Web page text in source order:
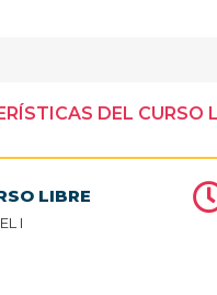
DEL CURSO
LIBRE
I